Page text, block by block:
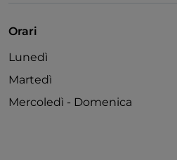
Orari
Lunedì
Martedì
Mercoledì - Domenica